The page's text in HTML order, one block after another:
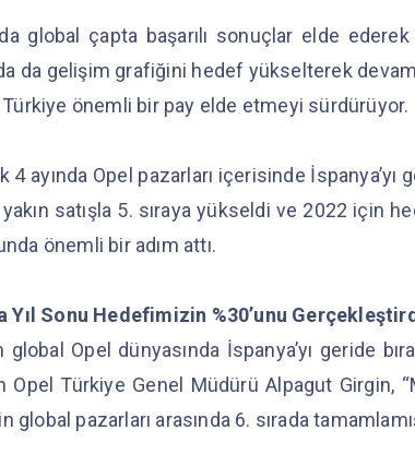
global çapta başarılı sonuçlar elde
da gelişim grafiğini hedef yükselterek
önemli bir pay elde etmeyi sürdürüyor.
4 ayında Opel pazarları içerisinde İspanya’yı
satışla 5. sıraya yükseldi ve 2022 için
önemli bir adım attı.
Yıl Sonu Hedefimizin %30’unu
global Opel dünyasında İspanya’yı geride
Opel Türkiye Genel Müdürü Alpagut Girgin,
global pazarları arasında 6. sırada